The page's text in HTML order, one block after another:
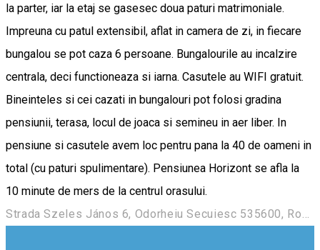
la parter, iar la etaj se gasesec doua paturi matrimoniale.
Impreuna cu patul extensibil, aflat in camera de zi, in fiecare
bungalou se pot caza 6 persoane. Bungalourile au incalzire
centrala, deci functioneaza si iarna. Casutele au WIFI gratuit.
Bineinteles si cei cazati in bungalouri pot folosi gradina
pensiunii, terasa, locul de joaca si semineu in aer liber. In
pensiune si casutele avem loc pentru pana la 40 de oameni in
total (cu paturi spulimentare). Pensiunea Horizont se afla la
10 minute de mers de la centrul orasului.